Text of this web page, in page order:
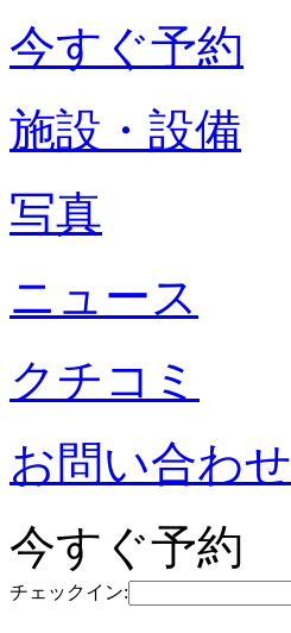
今すぐ予約
施設・設備
写真
ニュース
クチコミ
お問い合わせ
今すぐ予約
チェックイン: